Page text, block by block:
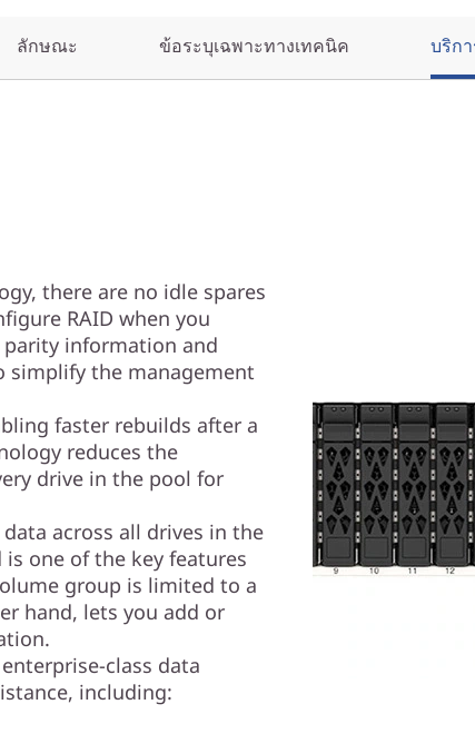
ลักษณะ ข้อระบุเฉพาะทางเทคนิค บริก
there are no idle spares
RAID when you
information and
simplify the management
faster rebuilds after a
reduces the
drive in the pool for
across all drives in the
one of the key features
group is limited to a
hand, lets you add or
class data
including: